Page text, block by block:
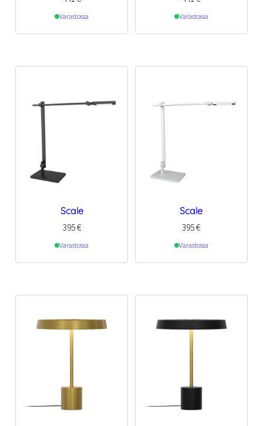
Varastossa Varastossa
Scale
395€
Varastossa
Scale
395€
Varastossa